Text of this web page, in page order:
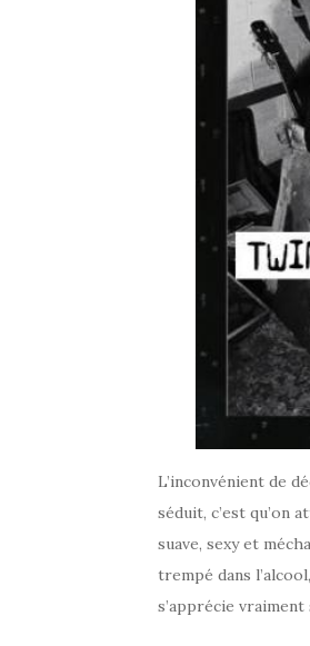
L’inconvénient de
séduit, c’est qu’on
suave, sexy et
trempé dans
s’apprécie